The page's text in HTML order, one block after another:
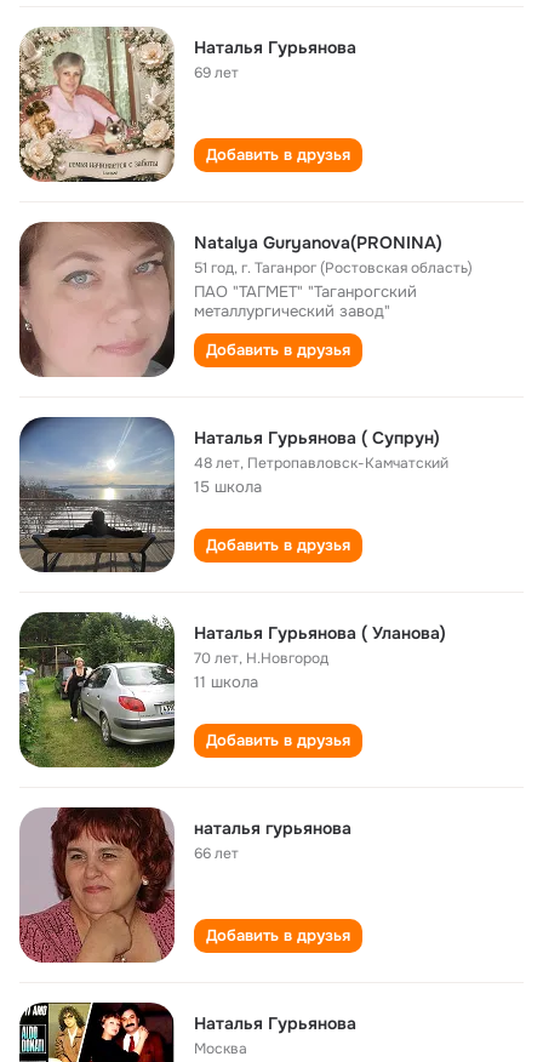
Наталья Гурьянова
69 лет
Добавить в друзья
Natalya Guryanova(PRONINA)
51 год,г. Таганрог (Ростовская область)
ПАО "ТАГМЕТ" "Таганрогский
металлургический завод"
Добавить в друзья
Наталья Гурьянова ( Супрун)
48 лет, Петропавловск-Камчатский
15 школа
Добавить в друзья
Наталья Гурьянова ( Уланова)
70 лет, Н.Новгород
11 школа
Добавить в друзья
наталья гурьянова
66 лет
Добавить в друзья
Наталья Гурьянова
Москва